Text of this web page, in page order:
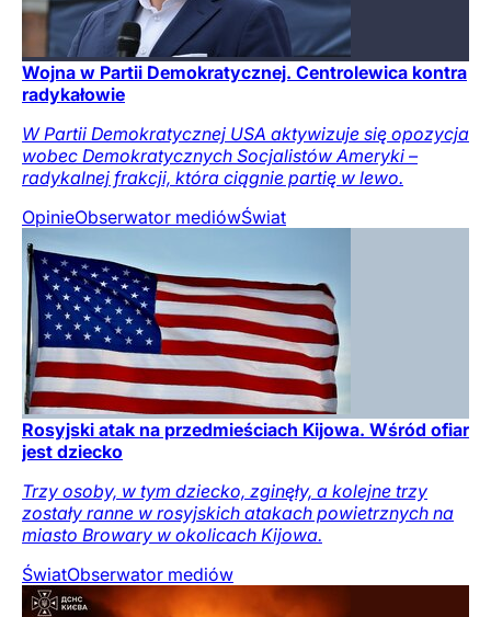
Wojna w Partii Demokratycznej. Centrolewica kontra
radykałowie
W Partii Demokratycznej USA aktywizuje się opozycja
wobec Demokratycznych Socjalistów Ameryki –
radykalnej frakcji, która ciągnie partię w lewo.
OpinieObserwator mediówŚwiat
Rosyjski atak na przedmieściach Kijowa. Wśród ofiar
jest dziecko
Trzy osoby, w tym dziecko, zginęły, a kolejne trzy
zostały ranne w rosyjskich atakach powietrznych na
miasto Browary w okolicach Kijowa.
ŚwiatObserwator mediów